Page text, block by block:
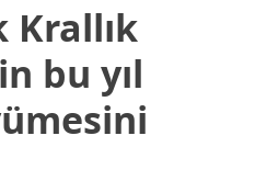
Krallık
bu yıl